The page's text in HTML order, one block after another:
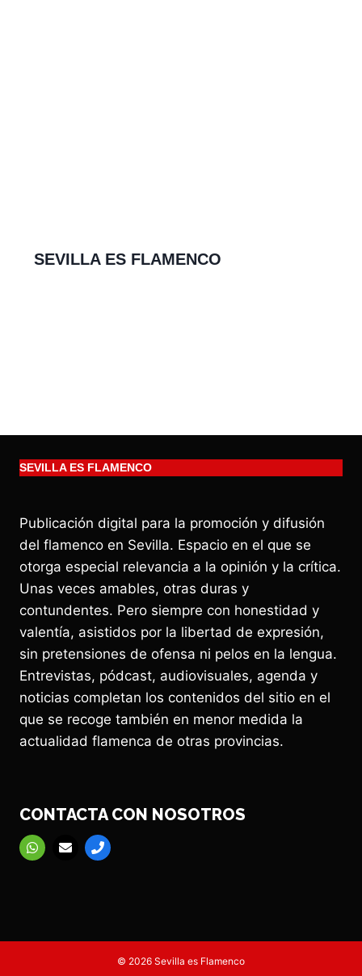
SEVILLA ES FLAMENCO
SEVILLA ES FLAMENCO
Publicación digital para la promoción y difusión
del flamenco en Sevilla. Espacio en el que se
otorga especial relevancia a la opinión y la crítica.
Unas veces amables, otras duras y
contundentes. Pero siempre con honestidad y
valentía, asistidos por la libertad de expresión,
sin pretensiones de ofensa ni pelos en la lengua.
Entrevistas, pódcast, audiovisuales, agenda y
noticias completan los contenidos del sitio en el
que se recoge también en menor medida la
actualidad flamenca de otras provincias.
CONTACTA CON NOSOTROS
© 2026 Sevilla es Flamenco